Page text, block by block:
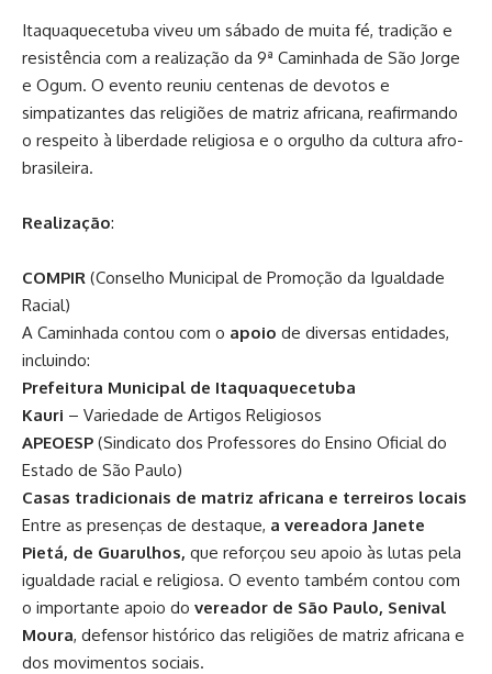
Itaquaquecetuba viveu um sábado de muita fé, tradição e
resistência com a realização da 9ª Caminhada de São Jorge
e Ogum. O evento reuniu centenas de devotos e
simpatizantes das religiões de matriz africana, reafirmando
o respeito à liberdade religiosa e o orgulho da cultura afro-
brasileira.
Realização:
COMPIR (Conselho Municipal de Promoção da Igualdade
Racial)
A Caminhada contou com o apoio de diversas entidades,
incluindo:
Prefeitura Municipal de Itaquaquecetuba
Kauri – Variedade de Artigos Religiosos
APEOESP (Sindicato dos Professores do Ensino Oficial do
Estado de São Paulo)
Casas tradicionais de matriz africana e terreiros locais
Entre as presenças de destaque, a vereadora Janete
Pietá, de Guarulhos, que reforçou seu apoio às lutas pela
igualdade racial e religiosa. O evento também contou com
o importante apoio do vereador de São Paulo, Senival
Moura, defensor histórico das religiões de matriz africana e
dos movimentos sociais.